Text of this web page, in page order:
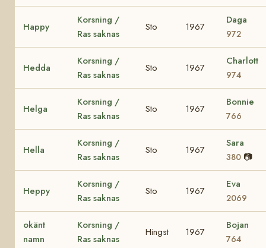
Happy
Korsning /
Ras saknas
Sto 1967
Daga
972
Hedda
Korsning /
Ras saknas
Sto 1967
Charlott
974
Helga
Korsning /
Ras saknas
Sto 1967
Bonnie
766
Hella
Korsning /
Ras saknas
Sto 1967
Sara
380 📷
Heppy
Korsning /
Ras saknas
Sto 1967
Eva
2069
okänt
namn
Korsning /
Ras saknas
Hingst 1967
Bojan
764